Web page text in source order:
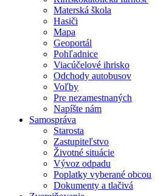
Materská škola
Hasiči
Mapa
Geoportál
Pohľadnice
Viacúčelové ihrisko
Odchody autobusov
Voľby
Pre nezamestnaných
Napíšte nám
Samospráva
Starosta
Zastupiteľstvo
Životné situácie
Vývoz odpadu
Poplatky vyberané obcou
Dokumenty a tlačivá